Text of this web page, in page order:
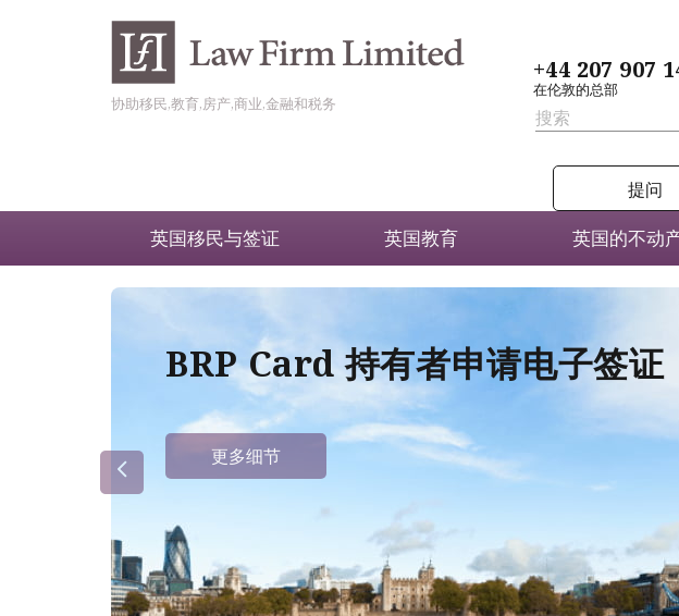
协助移民,教育,房产,商业,金融和税务
+44 207 907
在伦敦的总部
提问
英国移民与签证 英国教育 英国的不动
BRP Card 持有者申请电子签证
更多细节